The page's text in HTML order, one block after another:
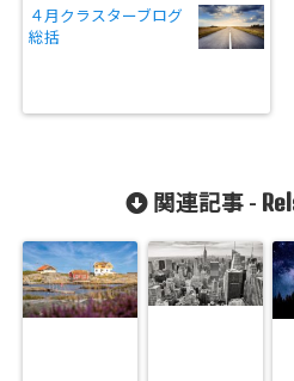
４月クラスターブログ
総括
関連記事 -